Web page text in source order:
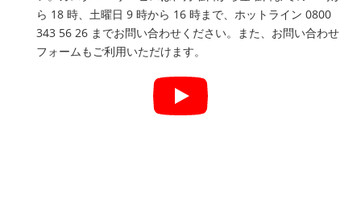
ら 18 時、土曜日 9 時から 16 時まで、ホットライン 0800
343 56 26 までお問い合わせください。また、お問い合わせ
フォームもご利用いただけます。